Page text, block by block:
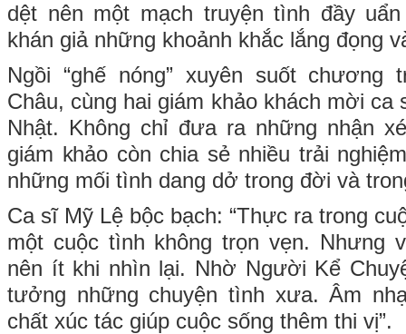
dệt nên một mạch truyện tình đầy
khán giả những khoảnh khắc lắng đọng
Ngồi “ghế nóng” xuyên suốt chương
Châu, cùng hai giám khảo khách mời ca
Nhật. Không chỉ đưa ra những nhận
giám khảo còn chia sẻ nhiều trải
những mối tình dang dở trong đời và
Ca sĩ Mỹ Lệ bộc bạch: “Thực ra trong
một cuộc tình không trọn vẹn. Nhưng
nên ít khi nhìn lại. Nhờ Người Kể
tưởng những chuyện tình xưa. Âm
chất xúc tác giúp cuộc sống thêm thi vị”.